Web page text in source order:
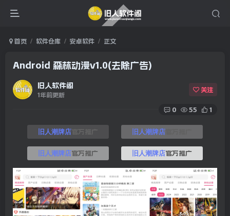
首页 软件仓库 安卓软件 正文
Android 森林动漫v1.0(去除广告)
旧人软件阁
1年前更新
关注
0 55 1
旧人潮牌店官方推广 旧人潮牌店
旧人潮牌店官方推广 旧人潮牌店官方推广